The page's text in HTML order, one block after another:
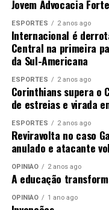
Jovem Advocacia
ESPORTES 2 anos ago
Internacional é
Central na primeira
da Sul-Americana
ESPORTES 2 anos ago
Corinthians supera o
de estreias e virada
ESPORTES 2 anos ago
Reviravolta no caso
anulado e atacante
OPINIÃO 2 anos ago
A educação
OPINIÃO 1 ano ago